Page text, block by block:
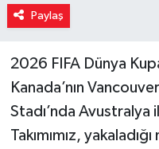
Paylaş
2026 FIFA Dünya
Kanada’nın
Stadı’nda Avustralya
Takımımız,